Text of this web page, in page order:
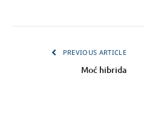
PREVIOUS ARTICLE
Moć hibrida